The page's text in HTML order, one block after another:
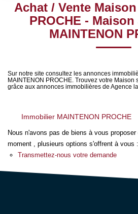
ESTIMER
NOTRE
Nos Services
CONTACT
EN
Sélectionnez...
Type de bien
Achat / Vente
PROCHE -
MAINTENON
Sur notre site consultez les annonces
MAINTENON PROCHE. Trouvez votre Maison
grâce aux annonces immobilières de Agence
Immobilier MAINTENON PROCHE
Nous n'avons pas de biens à vous
moment , plusieurs options s'offrent à vous :
Transmettez-nous votre demande